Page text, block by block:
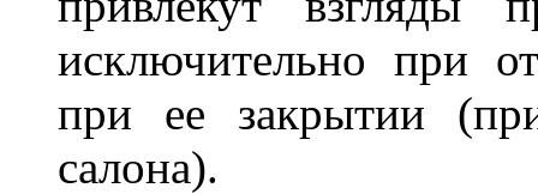
исключительно при
при ее закрытии
салона).